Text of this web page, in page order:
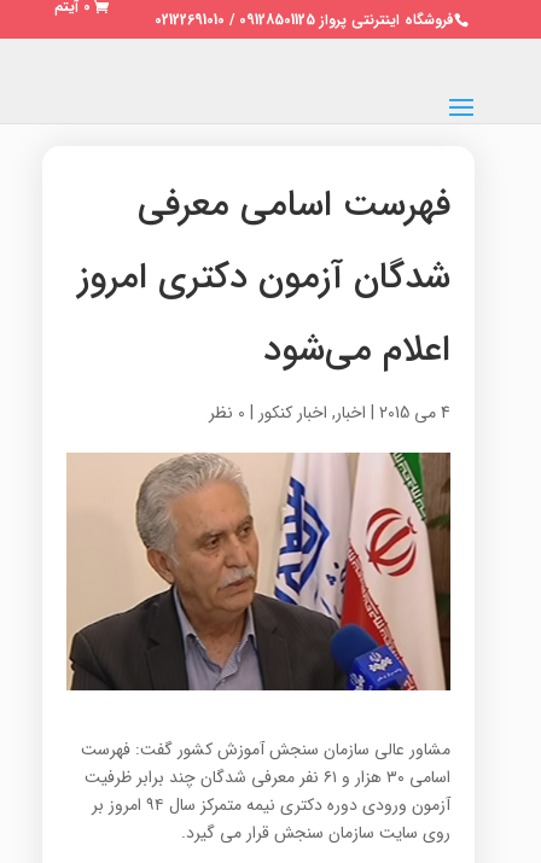
فروشگاه اینترنتی پرواز 09128501125 / 02122691010
0 آیتم
فهرست اسامی معرفی
شدگان آزمون دکتری امروز
اعلام می‌شود
4 می 2015 | اخبار, اخبار کنکور | 0 نظر
مشاور عالی سازمان سنجش آموزش کشور گفت: فهرست
اسامی ۳۰ هزار و ۶۱ نفر معرفی شدگان چند برابر ظرفیت
آزمون ورودی دوره دکتری نیمه متمرکز سال ۹۴ امروز بر
روی سایت سازمان سنجش قرار می گیرد.